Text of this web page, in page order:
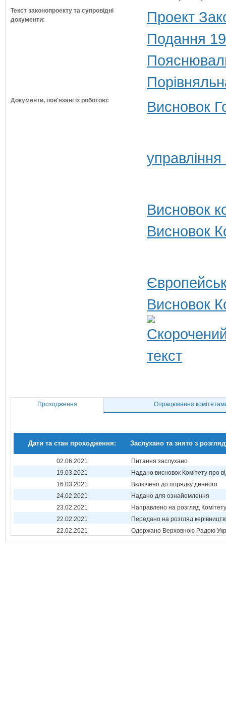
Текст законопроекту та супровідні
документи:
Проект
Подання
Документи, пов'язані із роботою: Висновок
Висновок
Висновок
Висновок
Проходження Опрацювання
Дати та стан проходження: Заслухано та знято з
02.06.2021
Питання заслухано
19.03.2021
Надано висновок Комітету про
16.03.2021
Включено до порядку денного
24.02.2021
Надано для ознайомлення
23.02.2021
Направлено на розгляд Комітету
22.02.2021
Передано на розгляд
22.02.2021
Одержано Верховною Радою